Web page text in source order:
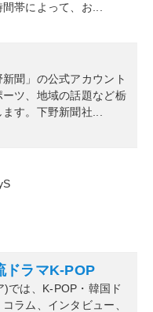
帯によって、お...
聞」の公式アカウント
ツ、地域の話題など栃
す。下野新聞社...
ラマK-POP
では、K-POP・韓国ド
ラム、インタビュー、